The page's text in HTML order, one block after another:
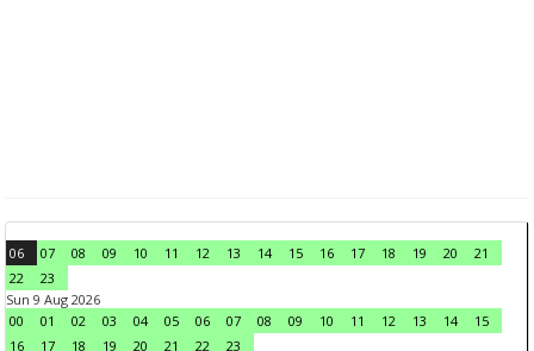
06 07 08 09 10 11 12 13 14 15 16 17 18 19 20
21
22
23
Sun 9 Aug 2026
00
01 02 03 04 05 06 07 08 09 10 11 12 13 14
15
16
17 18 19 20 21 22
23